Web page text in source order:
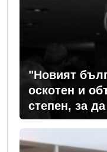
"Новият
оскотен и
степен, за
какви хора